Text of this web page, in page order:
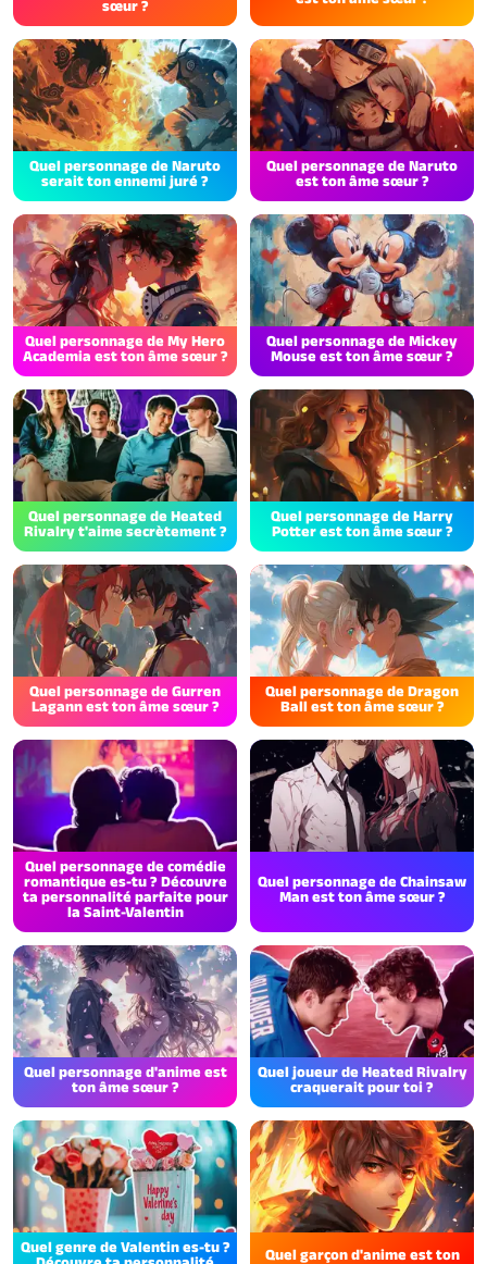
sœur ?
Quel personnage de Naruto
serait ton ennemi juré ?
Quel personnage de Naruto
est ton âme sœur ?
Quel personnage de My Hero
Academia est ton âme sœur ?
Quel personnage de Mickey
Mouse est ton âme sœur ?
Quel personnage de Heated
Rivalry t'aime secrètement ?
Quel personnage de Harry
Potter est ton âme sœur ?
Quel personnage de Gurren
Lagann est ton âme sœur ?
Quel personnage de Dragon
Ball est ton âme sœur ?
Quel personnage de comédie
romantique es-tu ? Découvre
ta personnalité parfaite pour
la Saint-Valentin
Quel personnage de Chainsaw
Man est ton âme sœur ?
Quel personnage d'anime est
ton âme sœur ?
Quel joueur de Heated Rivalry
craquerait pour toi ?
Quel genre de Valentin es-tu ?
Quel garçon d'anime est ton